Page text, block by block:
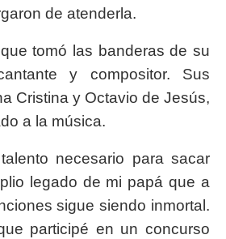
de atenderla.
tomó las banderas de su
y compositor. Sus
Cristina y Octavio de Jesús,
a la música.
necesario para sacar
legado de mi papá que a
sigue siendo inmortal.
participé en un concurso